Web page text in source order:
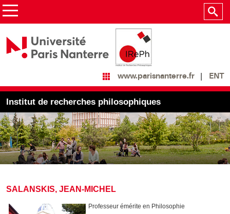
www.parisnanterre.fr ENT
Institut de recherches philosophiques
SALANSKIS, JEAN-MICHEL
Professeur émérite en Philosophie